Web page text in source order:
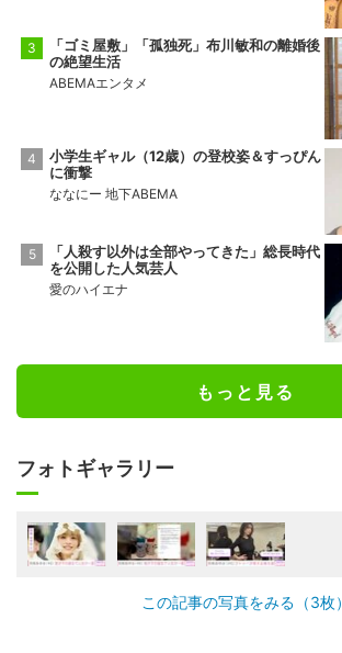
「ゴミ屋敷」「孤独死」布川敏和の離婚後
の絶望生活
ABEMAエンタメ
小学生ギャル（12歳）の登校姿＆すっぴん
に衝撃
ななにー 地下ABEMA
「人殺す以外は全部やってきた」総長時代
を公開した人気芸人
愛のハイエナ
もっと見る
フォトギャラリー
この記事の写真をみる（3枚）